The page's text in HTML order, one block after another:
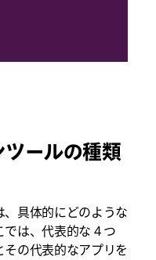
ールの種類
具体的にどのような
は、代表的な 4 つ
その代表的なアプリを